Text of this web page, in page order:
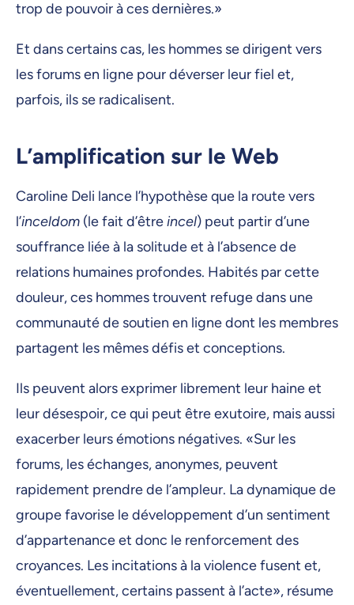
trop de pouvoir à ces dernières.»
Et dans certains cas, les hommes se dirigent vers
les forums en ligne pour déverser leur fiel et,
parfois, ils se radicalisent.
L’amplification sur le Web
Caroline Deli lance l’hypothèse que la route vers
l’inceldom (le fait d’êtreincel) peut partir d’une
souffrance liée à la solitude et à l’absence de
relations humaines profondes. Habités par cette
douleur, ces hommes trouvent refuge dans une
communauté de soutien en ligne dont les membres
partagent les mêmes défis et conceptions.
Ils peuvent alors exprimer librement leur haine et
leur désespoir, ce qui peut être exutoire, mais aussi
exacerber leurs émotions négatives. «Sur les
forums, les échanges, anonymes, peuvent
rapidement prendre de l’ampleur. La dynamique de
groupe favorise le développement d’un sentiment
d’appartenance et donc le renforcement des
croyances. Les incitations à la violence fusent et,
éventuellement, certains passent à l’acte», résume